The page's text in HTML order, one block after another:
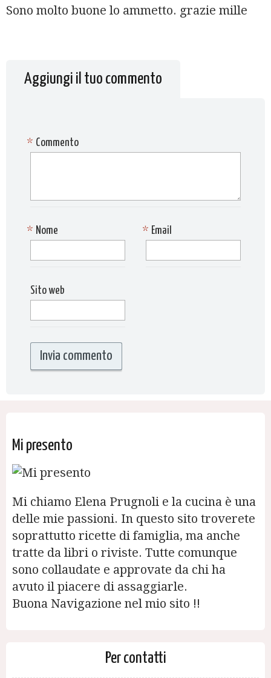
Sono molto buone lo ammetto. grazie mille
Aggiungi il tuo commento
Commento
*
Nome
* Email
*
Sito web
Mi presento
Mi chiamo Elena Prugnoli e la cucina è una
delle mie passioni. In questo sito troverete
soprattutto ricette di famiglia, ma anche
tratte da libri o riviste. Tutte comunque
sono collaudate e approvate da chi ha
avuto il piacere di assaggiarle.
Buona Navigazione nel mio sito !!
Per contatti